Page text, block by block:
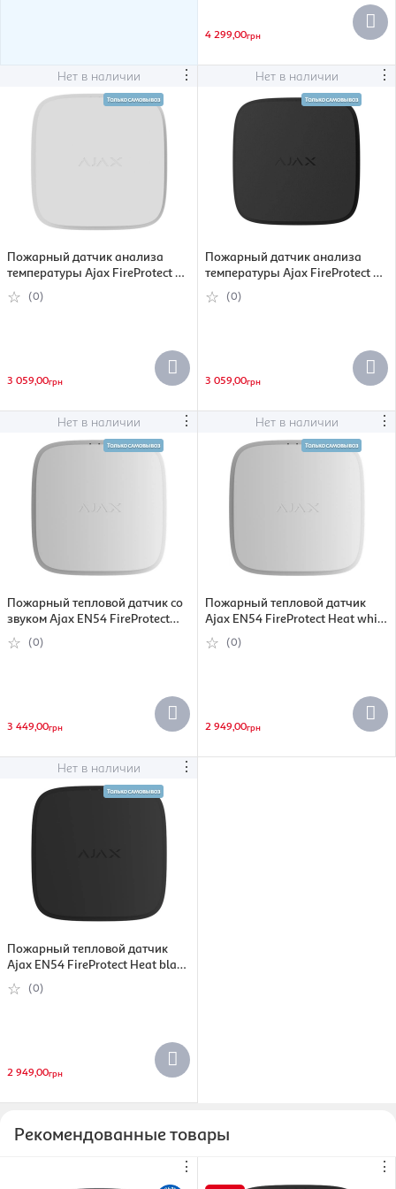
4 299,00грн
Нет в наличии ⋮
Пожарный датчик анализа
температуры Ajax FireProtect 2
SB Heat, Jeweller, беспроводной,
белый (000035057)
(0)
3 059,00грн
Нет в наличии ⋮
Пожарный датчик анализа
температуры Ajax FireProtect 2
SB Heat, Jeweller, беспроводной,
черный (000035058)
(0)
3 059,00грн
Нет в наличии ⋮
Пожарный тепловой датчик со
звуком Ajax EN54 FireProtect
Heat Sounder white
(000057148)
(0)
3 449,00грн
Нет в наличии ⋮
Пожарный тепловой датчик
Ajax EN54 FireProtect Heat white
(000057128)
(0)
2 949,00грн
Нет в наличии ⋮
Пожарный тепловой датчик
Ajax EN54 FireProtect Heat black
(000057127)
(0)
2 949,00грн
Рекомендованные товары
⋮
⋮